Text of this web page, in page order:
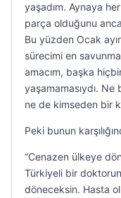
yaşadım. Aynaya
parça olduğunu
Bu yüzden Ocak
sürecimi en
amacım, başka
yaşamamasıydı.
ne de kimseden bir
Peki bunun
“Cenazen ülkeye
Türkiyeli bir doktorun
döneceksin. Hasta